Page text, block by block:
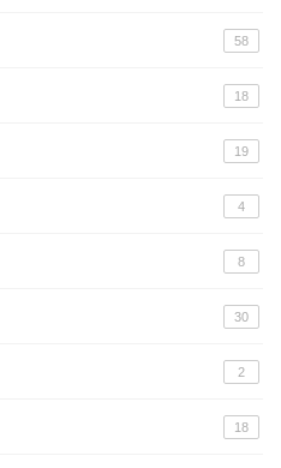
58
18
19
4
8
30
2
18